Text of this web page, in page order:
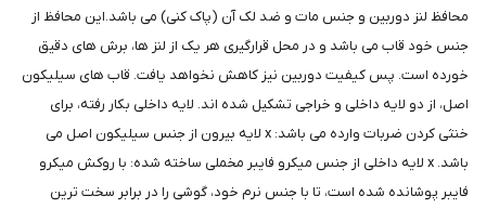
محافظ لنز دوربین و جنس مات و ضد لک آن (پاک کنی) می باشد.این محافظ از
جنس خود قاب می باشد و در محل قرارگیری هر یک از لنز ها، برش های دقیق
خورده است. پس کیفیت دوربین نیز کاهش نخواهد یافت. قاب های سیلیکون
اصل، از دو لایه داخلی و خراجی تشکیل شده اند. لایه داخلی بکار رفته، برای
خنثی کردن ضربات وارده می باشد: x لایه بیرون از جنس سیلیکون اصل می
باشد. x لایه داخلی از جنس میکرو فایبر مخملی ساخته شده: با روکش میکرو
فایبر پوشانده شده است، تا با جنس نرم خود، گوشی را در برابر سخت ترین